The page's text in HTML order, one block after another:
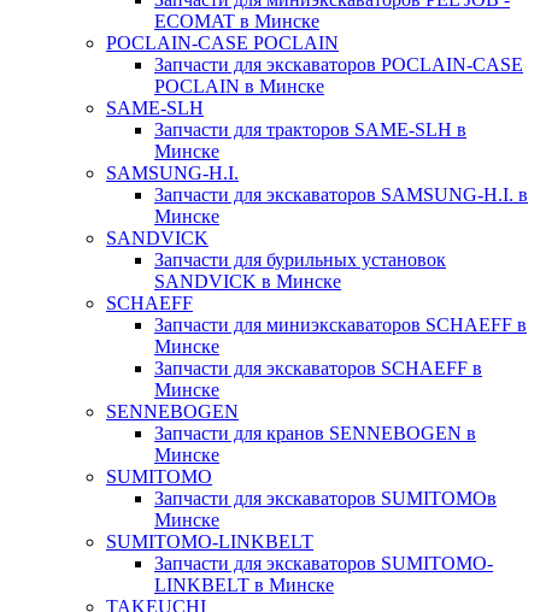
ECOMAT в Минске
POCLAIN-CASE POCLAIN
Запчасти для экскаваторов POCLAIN-CASE
POCLAIN в Минске
SAME-SLH
Запчасти для тракторов SAME-SLH в
Минске
SAMSUNG-H.I.
Запчасти для экскаваторов SAMSUNG-H.I. в
Минске
SANDVICK
Запчасти для бурильных установок
SANDVICK в Минске
SCHAEFF
Запчасти для миниэкскаваторов SCHAEFF в
Минске
Запчасти для экскаваторов SCHAEFF в
Минске
SENNEBOGEN
Запчасти для кранов SENNEBOGEN в
Минске
SUMITOMO
Запчасти для экскаваторов SUMITOMOв
Минске
SUMITOMO-LINKBELT
Запчасти для экскаваторов SUMITOMO-
LINKBELT в Минске
TAKEUCHI